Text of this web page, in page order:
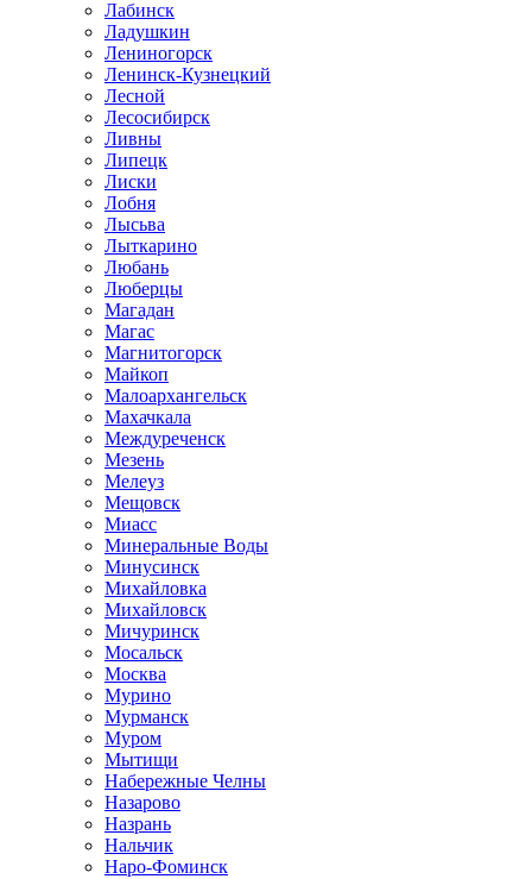
Лабинск
Ладушкин
Лениногорск
Ленинск-Кузнецкий
Лесной
Лесосибирск
Ливны
Липецк
Лиски
Лобня
Лысьва
Лыткарино
Любань
Люберцы
Магадан
Магас
Магнитогорск
Майкоп
Малоархангельск
Махачкала
Междуреченск
Мезень
Мелеуз
Мещовск
Миасс
Минеральные Воды
Минусинск
Михайловка
Михайловск
Мичуринск
Мосальск
Москва
Мурино
Мурманск
Муром
Мытищи
Набережные Челны
Назарово
Назрань
Нальчик
Наро-Фоминск